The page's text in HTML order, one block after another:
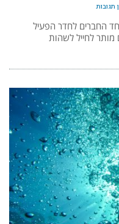
תגובות
החברים לחדר הפעיל
מותר לחייל לשהות